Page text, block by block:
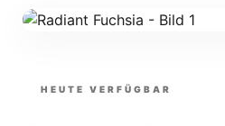
HEUTE VERFÜGBAR